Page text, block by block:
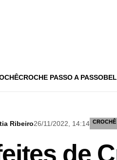
CROCHE PASSO A PASSO
Ribeiro26/11/2022, 14:14 CROCHÊ
de